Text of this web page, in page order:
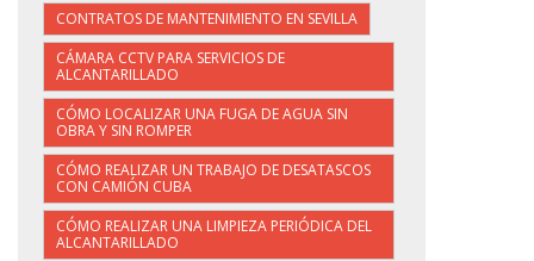
CONTRATOS DE MANTENIMIENTO EN SEVILLA
CÁMARA CCTV PARA SERVICIOS DE
ALCANTARILLADO
CÓMO LOCALIZAR UNA FUGA DE AGUA SIN
OBRA Y SIN ROMPER
CÓMO REALIZAR UN TRABAJO DE DESATASCOS
CON CAMIÓN CUBA
CÓMO REALIZAR UNA LIMPIEZA PERIÓDICA DEL
ALCANTARILLADO